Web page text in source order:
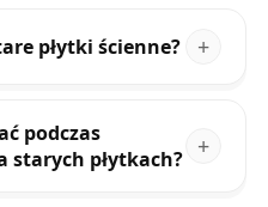
płytki ścienne?
podczas
starych płytkach?